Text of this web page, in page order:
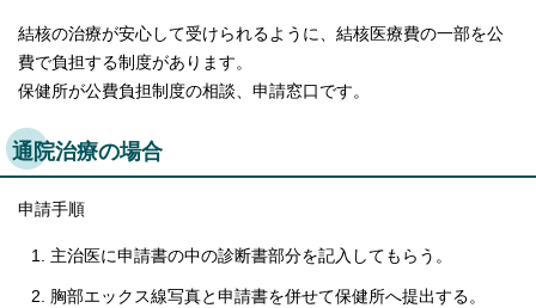
結核の治療が安心して受けられるように、結核医療費の一部を公
費で負担する制度があります。
保健所が公費負担制度の相談、申請窓口です。
通院治療の場合
申請手順
主治医に申請書の中の診断書部分を記入してもらう。
胸部エックス線写真と申請書を併せて保健所へ提出する。